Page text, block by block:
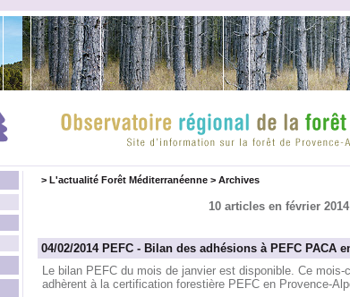
> L'actualité Forêt Méditerranéenne> Archives
10 articles en février 2014
04/02/2014 PEFC - Bilan des adhésions à PEFC PACA
Le bilan PEFC du mois de janvier est disponible. Ce
adhèrent à la certification forestière PEFC en Provence-